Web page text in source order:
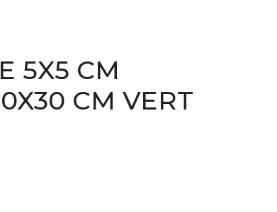
5X5 CM
CM VERT